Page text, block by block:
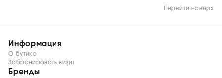
Перейти наверх
Информация
О бутике
Забронировать визит
Бренды